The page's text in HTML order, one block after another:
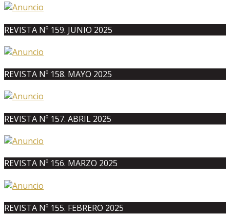
REVISTA Nº 159. JUNIO 2025
REVISTA Nº 158. MAYO 2025
REVISTA Nº 157. ABRIL 2025
REVISTA Nº 156. MARZO 2025
REVISTA Nº 155. FEBRERO 2025